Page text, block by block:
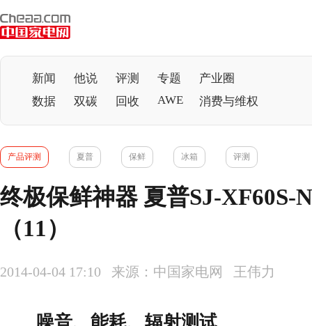
新闻 他说 评测 专题
产业圈
数据
双碳 回收 AWE 消费与维权
产品评测 夏普 保鲜 冰箱 评测
终极保鲜神器 夏普SJ-XF60S-
（11）
2014-04-04 17:10 来源：中国家电网 王伟力